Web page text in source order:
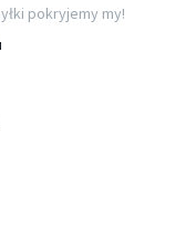
pokryjemy my!